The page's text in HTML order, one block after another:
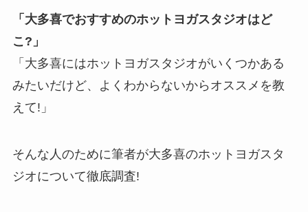
「大多喜でおすすめのホットヨガスタジオはど
こ?」
「大多喜にはホットヨガスタジオがいくつかある
みたいだけど、よくわからないからオススメを教
えて!」
そんな人のために筆者が大多喜のホットヨガスタ
ジオについて徹底調査!